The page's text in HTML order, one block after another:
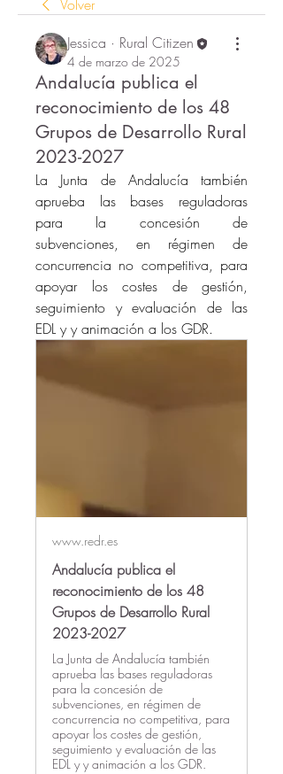
Volver
Jessica · Rural Citizen
4 de marzo de 2025
Andalucía publica el
reconocimiento de los 48
Grupos de Desarrollo Rural
2023-2027
La Junta de Andalucía también
aprueba las bases reguladoras
para la concesión de
subvenciones, en régimen de
concurrencia no competitiva, para
apoyar los costes de gestión,
seguimiento y evaluación de las
EDL y y animación a los GDR.
www.redr.es
Andalucía publica el
reconocimiento de los 48
Grupos de Desarrollo Rural
2023-2027
La Junta de Andalucía también
aprueba las bases reguladoras
para la concesión de
subvenciones, en régimen de
concurrencia no competitiva, para
apoyar los costes de gestión,
seguimiento y evaluación de las
EDL y y animación a los GDR.